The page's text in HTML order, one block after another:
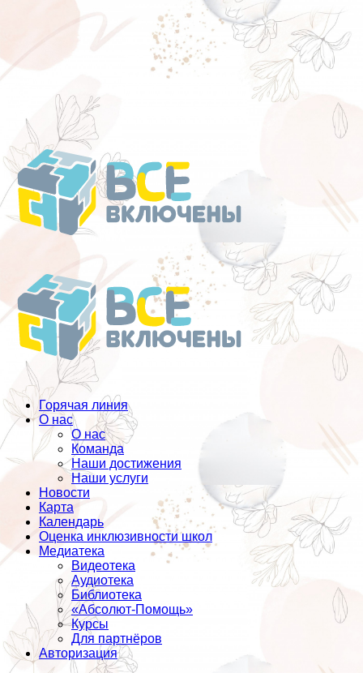
Перейти
к
содержанию
Горячая линия
О нас
О нас
Команда
Наши достижения
Наши услуги
Новости
Карта
Календарь
Оценка инклюзивности школ
Медиатека
Видеотека
Аудиотека
Библиотека
«Абсолют-Помощь»
Курсы
Для партнёров
Авторизация